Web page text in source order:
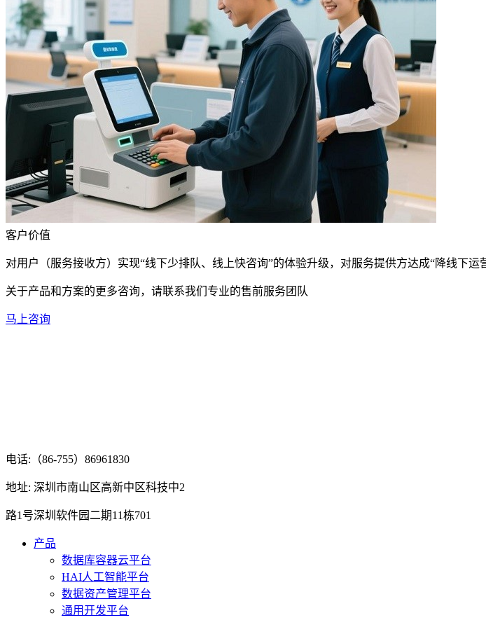
客户价值
对用户（服务接收方）实现“线下少排队、线上快咨询”的体验升级，对服务提供方达成“降线下
关于产品和方案的更多咨询，请联系我们专业的售前服务团队
马上咨询
电话:（86-755）86961830
地址: 深圳市南山区高新中区科技中2
路1号深圳软件园二期11栋701
产品
数据库容器云平台
HAI人工智能平台
数据资产管理平台
通用开发平台